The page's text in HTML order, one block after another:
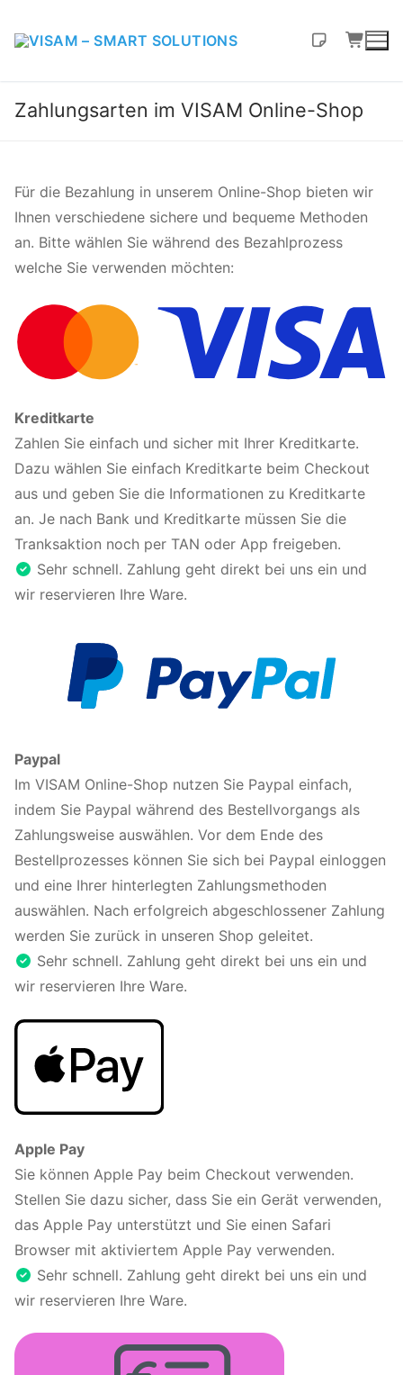
Zahlungsarten im VISAM Online-Shop
Für die Bezahlung in unserem Online-Shop bieten wir
Ihnen verschiedene sichere und bequeme Methoden
an. Bitte wählen Sie während des Bezahlprozess
welche Sie verwenden möchten:
Kreditkarte
Zahlen Sie einfach und sicher mit Ihrer Kreditkarte.
Dazu wählen Sie einfach Kreditkarte beim Checkout
aus und geben Sie die Informationen zu Kreditkarte
an. Je nach Bank und Kreditkarte müssen Sie die
Tranksaktion noch per TAN oder App freigeben.
Sehr schnell. Zahlung geht direkt bei uns ein und
wir reservieren Ihre Ware.
Paypal
Im VISAM Online-Shop nutzen Sie Paypal einfach,
indem Sie Paypal während des Bestellvorgangs als
Zahlungsweise auswählen. Vor dem Ende des
Bestellprozesses können Sie sich bei Paypal einloggen
und eine Ihrer hinterlegten Zahlungsmethoden
auswählen. Nach erfolgreich abgeschlossener Zahlung
werden Sie zurück in unseren Shop geleitet.
Sehr schnell. Zahlung geht direkt bei uns ein und
wir reservieren Ihre Ware.
Apple Pay
Sie können Apple Pay beim Checkout verwenden.
Stellen Sie dazu sicher, dass Sie ein Gerät verwenden,
das Apple Pay unterstützt und Sie einen Safari
Browser mit aktiviertem Apple Pay verwenden.
Sehr schnell. Zahlung geht direkt bei uns ein und
wir reservieren Ihre Ware.